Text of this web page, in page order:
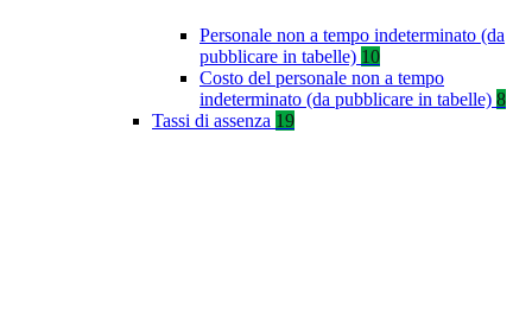
Personale non a tempo indeterminato (da
pubblicare in tabelle) 10
Costo del personale non a tempo
indeterminato (da pubblicare in tabelle) 8
Tassi di assenza 19